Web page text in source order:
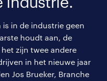
werkgevers
mijn carrière
over randstad
in de industrie geen
houdt aan, de
zijn twee andere
in het nieuwe jaar
Jos Brueker, Branche